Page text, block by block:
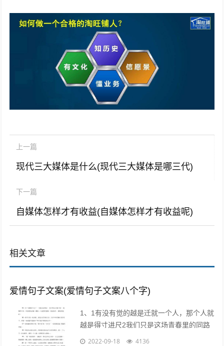
上一篇
现代三大媒体是什么(现代三大媒体是哪三代)
下一篇
自媒体怎样才有收益(自媒体怎样才有收益呢)
相关文章
爱情句子文案(爱情句子文案八个字)
1、1有没有觉的越是迁就一个人，那个人就
越是得寸进尺2我们只是这场青春里的同路
者，相伴着走过这一段时光3不属于我的东
2022-09-18 4136